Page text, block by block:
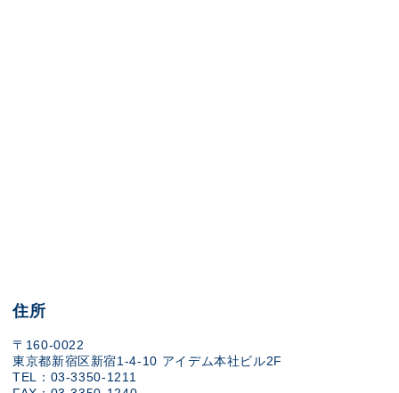
住所
〒160-0022
東京都新宿区新宿1-4-10 アイデム本社ビル2F
TEL：03-3350-1211